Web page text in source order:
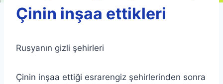
Çinin inşaa ettikleri
Rusyanın gizli şehirleri
Çinin inşaa ettiği esrarengiz şehirlerinden sonra